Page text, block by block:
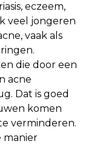
eczeem,
veel jongeren
vaak als
die door een
acne
Dat is goed
komen
verminderen.
manier